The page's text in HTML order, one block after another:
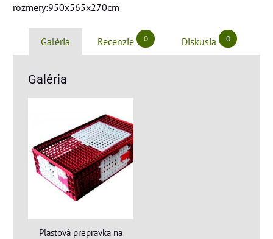
rozmery:950x565x270cm
Galéria Recenzie 0 Diskusia 0
Galéria
Plastová prepravka na